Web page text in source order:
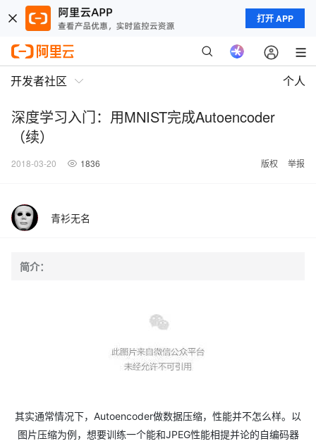
打开 APP
开发者社区 个人
深度学习入门：用MNIST完成Autoencoder
（续）
2018-03-20 1836 版权 举报
青衫无名
简介：
其实通常情况下，Autoencoder做数据压缩，性能并不怎么样。以
图片压缩为例，想要训练一个能和JPEG性能相提并论的自编码器